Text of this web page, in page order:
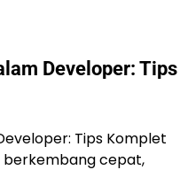
Developer: Tips
Tips Komplet
berkembang cepat,